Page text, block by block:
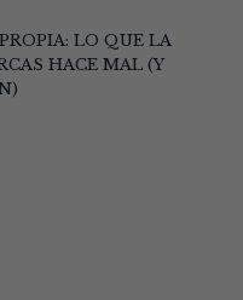
LO QUE LA
HACE MAL (Y